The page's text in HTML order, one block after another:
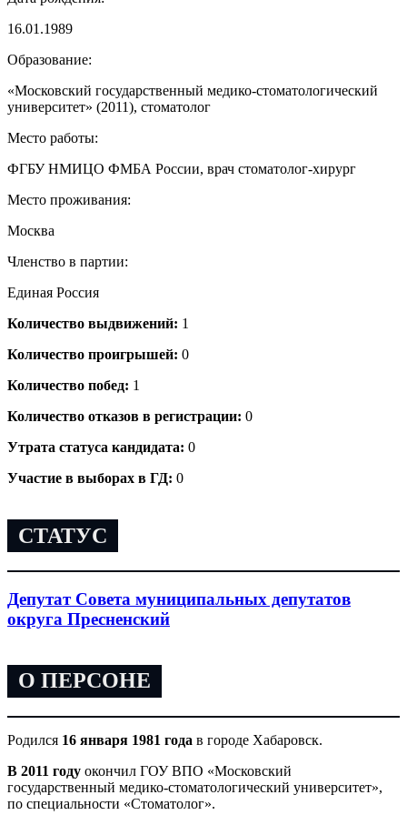
16.01.1989
Образование:
«Московский государственный медико-стоматологический
университет» (2011), стоматолог
Место работы:
ФГБУ НМИЦО ФМБА России, врач стоматолог-хирург
Место проживания:
Москва
Членство в партии:
Единая Россия
Количество выдвижений: 1
Количество проигрышей: 0
Количество побед: 1
Количество отказов в регистрации: 0
Утрата статуса кандидата: 0
Участие в выборах в ГД: 0
СТАТУС
Депутат Совета муниципальных депутатов
округа Пресненский
О ПЕРСОНЕ
Родился 16 января 1981 года в городе Хабаровск.
В 2011 году окончил ГОУ ВПО «Московский
государственный медико-стоматологический университет»,
по специальности «Стоматолог».